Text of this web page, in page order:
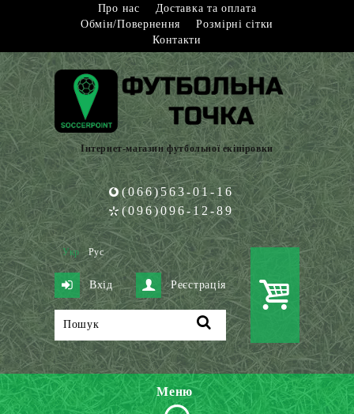
Про нас
Доставка та оплата
Обмін/Повернення
Розмірні сітки
Контакти
Інтернет-магазин футбольної екіпіровки
(066)563-01-16
(096)096-12-89
Укр Рус
Вхід Реєстрація
Меню